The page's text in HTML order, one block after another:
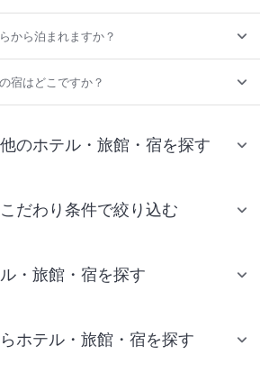
から泊まれますか？
宿はどこですか？
のホテル・旅館・宿を探す
だわり条件で絞り込む
・旅館・宿を探す
ホテル・旅館・宿を探す